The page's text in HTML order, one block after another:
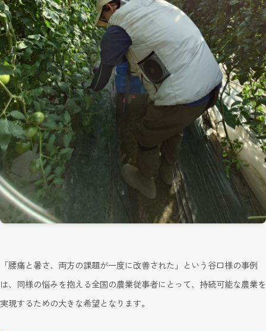
「腰痛と暑さ、両方の課題が一度に改善された」という谷口様の事例
は、同様の悩みを抱える全国の農業従事者にとって、持続可能な農業を
実現するための大きな希望となります。